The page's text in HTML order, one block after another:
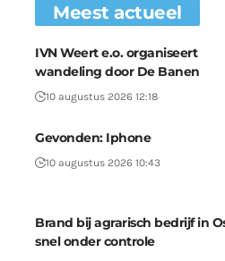
Meest actueel
IVN Weert e.o. organiseert
wandeling door De Banen
10 augustus 2026 12:18
Gevonden: Iphone
10 augustus 2026 10:43
Brand bij agrarisch bedrijf in
snel onder controle